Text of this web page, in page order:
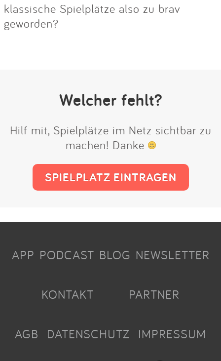
klassische Spielplätze also zu brav
geworden?
Welcher fehlt?
Hilf mit, Spielplätze im Netz sichtbar zu
machen! Danke
SPIELPLATZ EINTRAGEN
APP PODCAST BLOG NEWSLETTER
KONTAKT PARTNER
AGB DATENSCHUTZ IMPRESSUM